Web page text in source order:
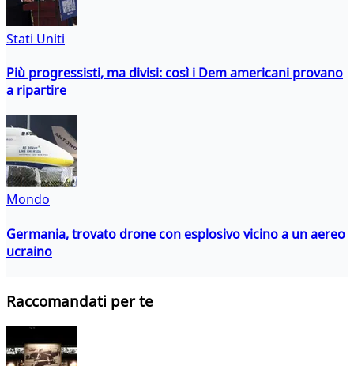
Stati Uniti
Più progressisti, ma divisi: così i Dem americani provano
a ripartire
Mondo
Germania, trovato drone con esplosivo vicino a un aereo
ucraino
Raccomandati per te